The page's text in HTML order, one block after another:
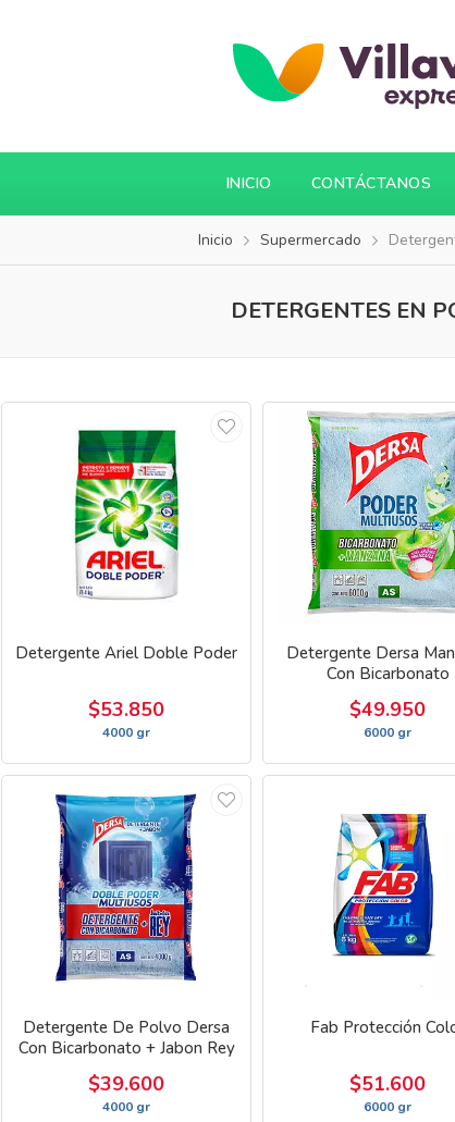
INICIO CONTÁCTANOS
Inicio Supermercado
DETERGENTES EN
Detergente Ariel Doble Poder
$53.850
4000 gr
Detergente Dersa
Con Bicarbonato
$49.950
6000 gr
Detergente De Polvo Dersa
Con Bicarbonato + Jabon Rey
$39.600
4000 gr
Fab Protección
$51.600
6000 gr